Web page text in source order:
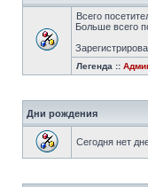
Всего
Больше всего
Легенда ::
Дни рождения
Сегодня нет